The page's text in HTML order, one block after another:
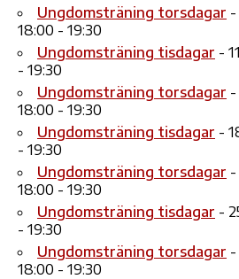
Ungdomsträning torsdagar -
18:00 - 19:30
Ungdomsträning tisdagar -
- 19:30
Ungdomsträning torsdagar -
18:00 - 19:30
Ungdomsträning tisdagar -
- 19:30
Ungdomsträning torsdagar -
18:00 - 19:30
Ungdomsträning tisdagar -
- 19:30
Ungdomsträning torsdagar -
18:00 - 19:30